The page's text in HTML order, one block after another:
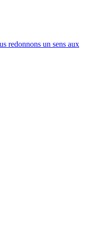
redonnons un sens aux